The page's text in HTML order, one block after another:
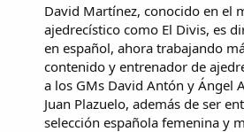
David Martínez, conocido en el
ajedrecístico como El Divis, es
en español, ahora trabajando
contenido y entrenador de
a los GMs David Antón y Ángel
Juan Plazuelo, además de ser
selección española femenina y